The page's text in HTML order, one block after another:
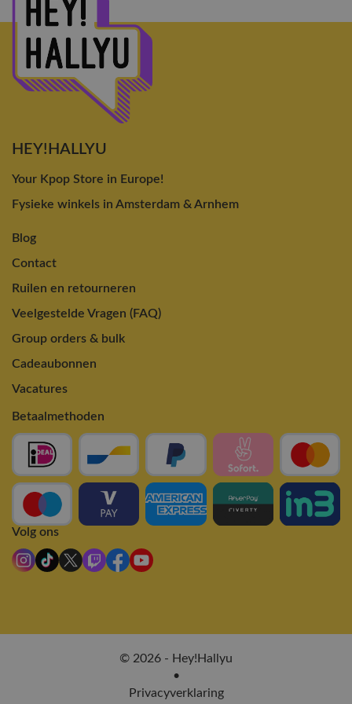
HEY!HALLYU
Your Kpop Store in Europe!
Fysieke winkels in Amsterdam & Arnhem
Blog
Contact
Ruilen en retourneren
Veelgestelde Vragen (FAQ)
Group orders & bulk
Cadeaubonnen
Vacatures
Betaalmethoden
Volg ons
© 2026 - Hey!Hallyu
•
Privacyverklaring